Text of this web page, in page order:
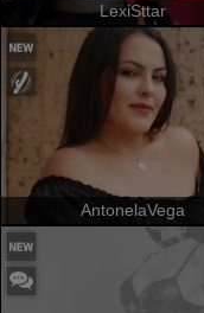
LexiSttar
AntonelaVega